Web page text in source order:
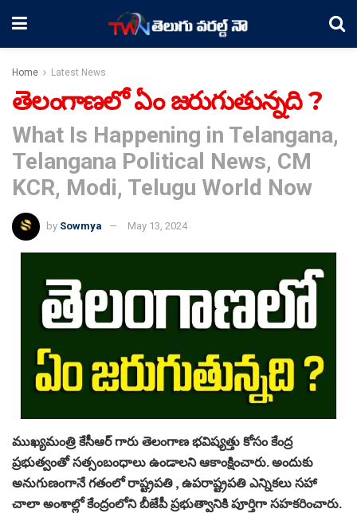
Home Latest News
తెలంగాణలో ఏం జరుగుతున్నది ?
What Is Happening in Telangana,
Telangana Political News, CM
KCR, Modi, Telugu World Now
by Sowmya May 13, 2024
ముఖ్యమంత్రి కేసీఆర్ గారు తెలంగాణ భవిష్యత్తు కోసం కేంద్ర
ప్రభుత్వంతో సత్సంబంధాలు ఉండాలని ఆకాంక్షించారు. అందుకు
అనుగుణంగానే గతంలో రాష్ట్రపతి , ఉపరాష్ట్రపతి ఎన్నికలు సహా
చాలా అంశాల్లో కేంద్రంలోని బీజేపీ ప్రభుత్వానికి పూర్తిగా సహకరించారు.